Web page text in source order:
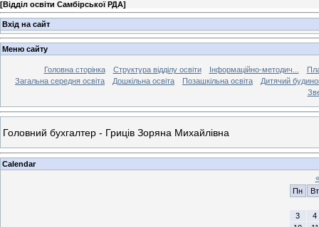
[Відділ освіти Самбірської РДА]
Вхід на сайт
Меню сайту
Головна сторінка Структура відділу освіти Інформаційно-методич...
Загальна середня освіта
Дошкільна освіта Позашкільна освіта
Дитячий
Головний бухгалтер - Гриців Зоряна Михайлівна
Calendar
«
Пн
Вт
3
4